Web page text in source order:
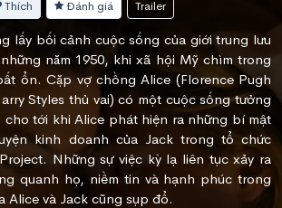
Thích Đánh giá Trailer
lấy bối cảnh cuộc sống của giới trung lưu
năm 1950, khi xã hội Mỹ chìm trong
ổn. Cặp vợ chồng Alice (Florence Pugh
Styles thủ vai) có một cuộc sống tưởng
tới khi Alice phát hiện ra những bí mật
kinh doanh của Jack trong tổ chức
Những sự việc kỳ lạ liên tục xảy ra
quanh họ, niềm tin và hạnh phúc trong
Alice và Jack cũng sụp đổ.